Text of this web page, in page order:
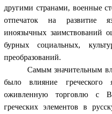
другими странами, военные
отпечаток на развитие
иноязычных заимствований
бурных социальных,
преобразований.
Самым значительным
было влияние греческого
оживленную торговлю с
греческих элементов в